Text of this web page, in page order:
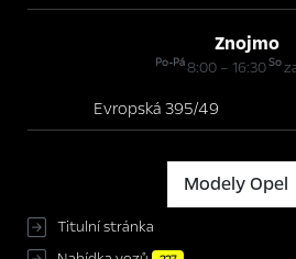
Znojmo
Po-Pá8:00 – 16:30So
Evropská 395/49
Modely Opel
Titulní stránka